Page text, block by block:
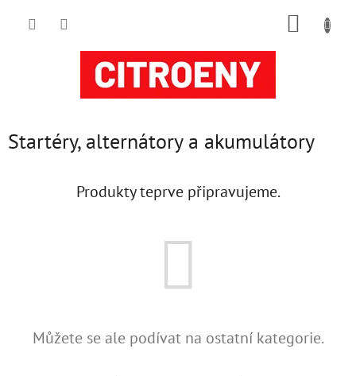
Startéry, alternátory a akumulátory
Produkty teprve připravujeme.
Můžete se ale podívat na ostatní kategorie.